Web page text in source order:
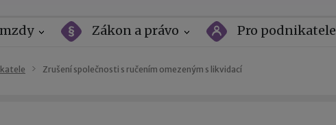
Zákon a právo Pro podnikatele
Zrušení společnosti s ručením omezeným s likvidací